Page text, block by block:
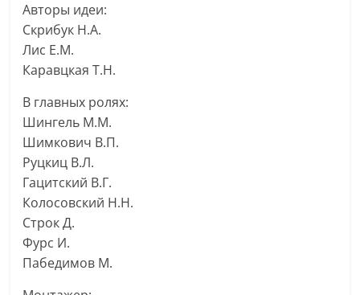
Авторы идеи:
Скрибук Н.А.
Лис Е.М.
Каравцкая Т.Н.
В главных ролях:
Шингель М.М.
Шимкович В.П.
Руцкиц В.Л.
Гацитский В.Г.
Колосовский Н.Н.
Строк Д.
Фурс И.
Пабедимов М.